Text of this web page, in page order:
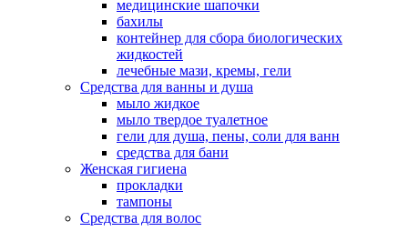
медицинские шапочки
бахилы
контейнер для сбора биологических
жидкостей
лечебные мази, кремы, гели
Средства для ванны и душа
мыло жидкое
мыло твердое туалетное
гели для душа, пены, соли для ванн
средства для бани
Женская гигиена
прокладки
тампоны
Средства для волос